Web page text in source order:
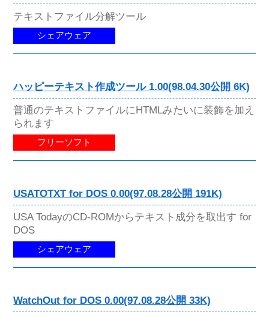
テキストファイル分解ツール
シェアウェア
ハッピーテキスト作成ツール 1.00(98.04.30公開 6K)
普通のテキストファイルにHTMLみたいに装飾を加え
られます
フリーソフト
USATOTXT for DOS 0.00(97.08.28公開 191K)
USA TodayのCD-ROMからテキスト成分を取出す for
DOS
シェアウェア
WatchOut for DOS 0.00(97.08.28公開 33K)